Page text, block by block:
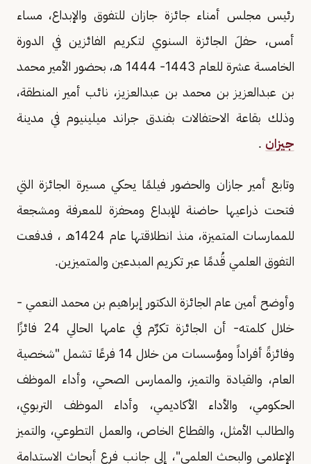
رئيس مجلس أمناء جائزة جازان للتفوق والإبداع، مساء
أمس، حفلَ الجائزة السنوي لتكريم الفائزين في الدورة
الخامسة عشرة للعام 1443- 1444 هـ، بحضور الأمير محمد
بن عبدالعزيز بن محمد بن عبدالعزيز، نائب أمير المنطقة،
وذلك بقاعة الاحتفالات بفندق جراند ميلينيوم في مدينة
جيزان .
وتابع أمير جازان والحضور فيلمًا يحكي مسيرة الجائزة التي
فتحت ذراعيها حاضنة للإبداع ومحفزة للمعرفة ومشجعة
للممارسات المتميزة، منذ انطلاقتها عام 1424هـ ، فدفعت
التفوق العلمي قُدمًا عبر تكريم المبدعين والمتميزين.
وأوضح أمين عام الجائزة الدكتور إبراهيم بن محمد النعمي -
خلال كلمته- أن الجائزة تكرِّم في عامها الحالي 24 فائزًا
وفائزةً أفراداً ومؤسسات من خلال 14 فرعًا تشمل "شخصية
العام، والقيادة والتميز، والممارس الصحي، وأداء الموظف
الحكومي، والأداء الأكاديمي، وأداء الموظف التربوي،
والطالب الأمثل، والقطاع الخاص، والعمل التطوعي، والتميز
الإعلامي والبحث العلمي"، إلى جانب فرع أبحاث الاستدامة